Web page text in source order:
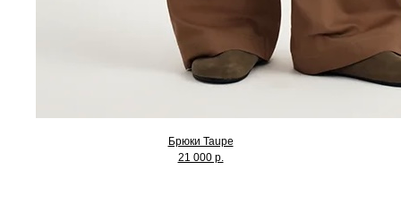
Брюки Taupe
21 000 р.